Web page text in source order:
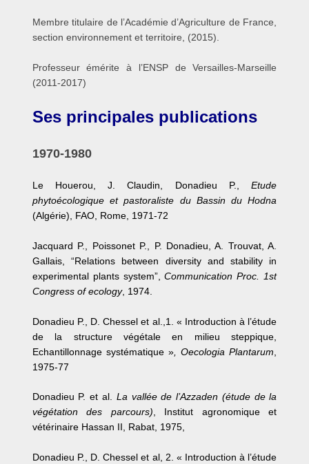
Membre titulaire de l’Académie d’Agriculture de France,
section environnement et territoire, (2015).
Professeur émérite à l’ENSP de Versailles-Marseille
(2011-2017)
Ses principales publications
1970-1980
Le Houerou, J. Claudin, Donadieu P.,Etude
phytoécologique et pastoraliste du Bassin du Hodna
(Algérie), FAO, Rome, 1971-72
Jacquard P., Poissonet P., P. Donadieu, A. Trouvat, A.
Gallais, “Relations between diversity and stability in
experimental plants system”,Communication Proc. 1st
Congress of ecology, 1974.
Donadieu P., D. Chessel et al.,1. « Introduction à l’étude
de la structure végétale en milieu steppique,
Echantillonnage systématique » , Oecologia Plantarum
1975-77
Donadieu P. et al. La vallée de l’Azzaden (étude de la
végétation des parcours) , Institut agronomique et
vétérinaire Hassan II, Rabat, 1975,
Donadieu P., D. Chessel et al, 2. « Introduction à l’étude